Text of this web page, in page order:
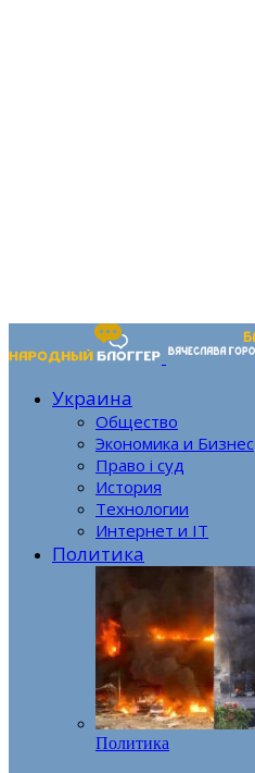
Украина
Общество
Экономика и Бизнес
Право і суд
История
Технологии
Интернет и IT
Политика
Политика